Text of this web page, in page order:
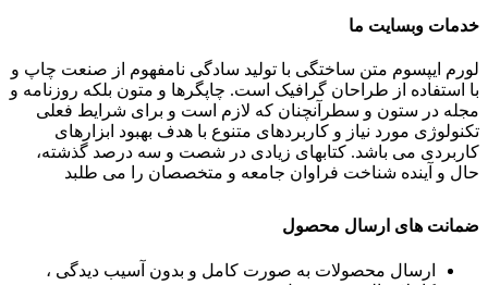
خدمات وبسایت ما
لورم ایپسوم متن ساختگی با تولید سادگی نامفهوم از صنعت چاپ و
با استفاده از طراحان گرافیک است. چاپگرها و متون بلکه روزنامه و
مجله در ستون و سطرآنچنان که لازم است و برای شرایط فعلی
تکنولوژی مورد نیاز و کاربردهای متنوع با هدف بهبود ابزارهای
کاربردی می باشد. کتابهای زیادی در شصت و سه درصد گذشته،
حال و آینده شناخت فراوان جامعه و متخصصان را می طلبد
ضمانت های ارسال محصول
ارسال محصولات به صورت کامل و بدون آسیب دیدگی ،